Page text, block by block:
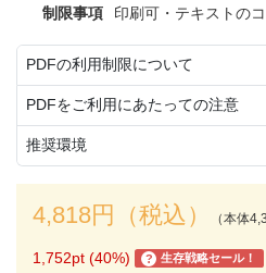
制限事項
印刷可・テキストの
PDFの利用制限について
PDFをご利用にあたっての注意
推奨環境
4,818円（税込） （本体
1,752pt (40%) ? 生存戦略セール！